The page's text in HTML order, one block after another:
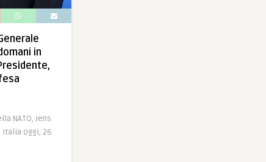
in
NATO, Jens
oggi, 26